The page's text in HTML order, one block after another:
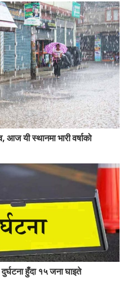
यी स्थानमा भारी वर्षाको
हुँदा १५ जना घाइते